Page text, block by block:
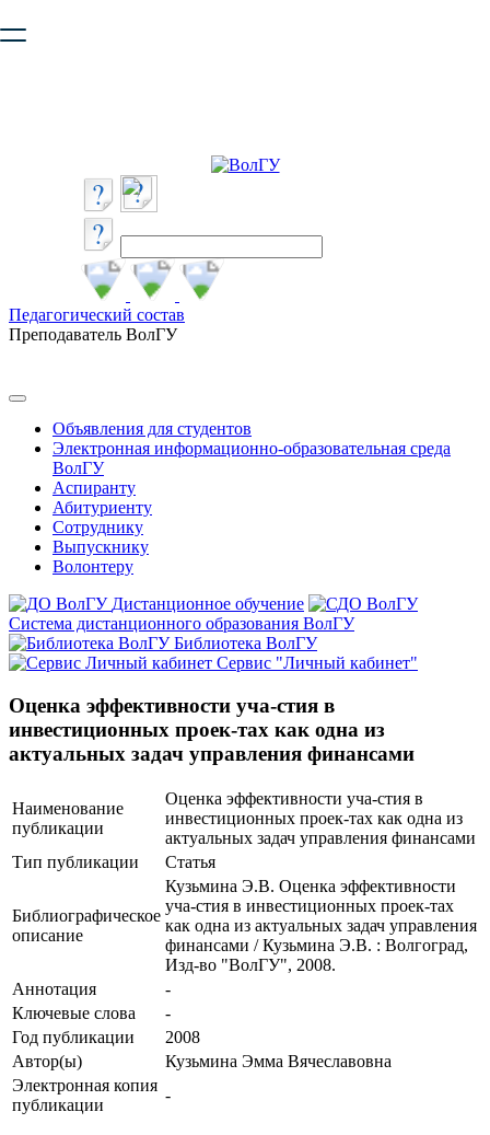
безопасную работу с сайтом. Пожалуйста
Педагогический состав
Преподаватель ВолГУ
Объявления для студентов
Электронная информационно-образовательная среда
ВолГУ
Аспиранту
Абитуриенту
Сотруднику
Выпускнику
Волонтеру
Дистанционное обучение
Система дистанционного образования ВолГУ
Библиотека ВолГУ
Сервис "Личный кабинет"
Оценка эффективности уча-стия в
инвестиционных проек-тах как одна из
актуальных задач управления финансами
Наименование
публикации
Оценка эффективности уча-стия в
инвестиционных проек-тах как одна из
актуальных задач управления финансами
Тип публикации
Статья
Библиографическое
описание
Кузьмина Э.В. Оценка эффективности
уча-стия в инвестиционных проек-тах
как одна из актуальных задач управления
финансами / Кузьмина Э.В. : Волгоград,
Изд-во "ВолГУ", 2008.
Аннотация
-
Ключевые cлова
-
Год публикации
2008
Автор(ы)
Кузьмина Эмма Вячеславовна
Электронная копия
публикации
-